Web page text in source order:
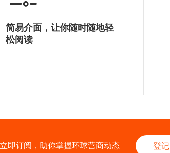
简易介面，让你随时随地轻
松阅读
立即订阅，助你掌握环球营商动态 登记